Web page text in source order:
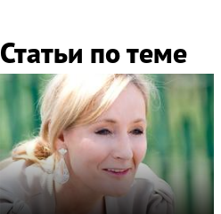
Статьи по теме